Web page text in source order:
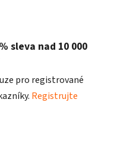
sleva nad 10 000
pro registrované
Registrujte